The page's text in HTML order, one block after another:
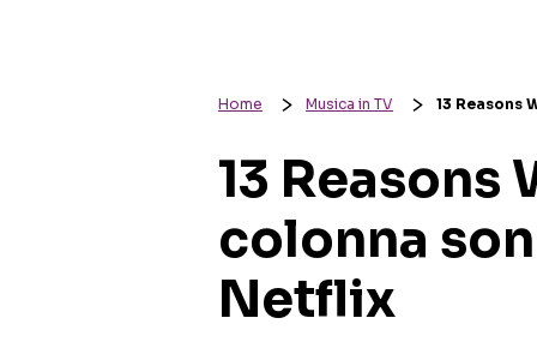
Home Musica in TV 13 Reasons
13 Reasons
colonna
Netflix